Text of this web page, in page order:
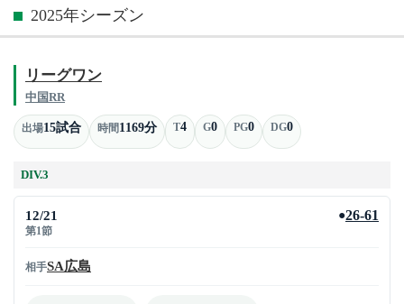
2025年シーズン
リーグワン
中国RR
出場15試合 時間1169分 T4 G0 PG0 DG0
DIV.3
12/21
第1節
●26-61
相手SA広島